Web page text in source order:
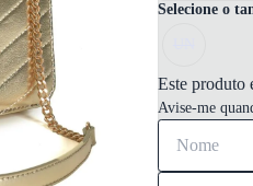
Selecione o
Este produto
Avise-me